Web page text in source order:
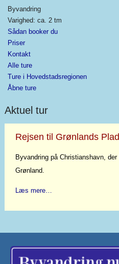
Byvandring
Varighed: ca. 2 tm
Sådan booker du
Priser
Kontakt
Alle ture
Ture i Hovedstadsregionen
Åbne ture
Aktuel tur
Rejsen til Grønlands
Byvandring på Christianshavn,
Grønland.
Læs mere…